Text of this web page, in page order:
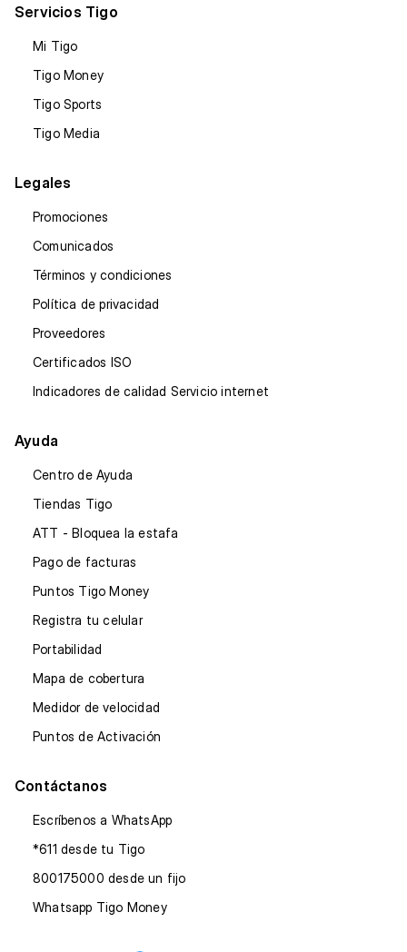
Servicios Tigo
Mi Tigo
Tigo Money
Tigo Sports
Tigo Media
Legales
Promociones
Comunicados
Términos y condiciones
Política de privacidad
Proveedores
Certificados ISO
Indicadores de calidad Servicio internet
Ayuda
Centro de Ayuda
Tiendas Tigo
ATT - Bloquea la estafa
Pago de facturas
Puntos Tigo Money
Registra tu celular
Portabilidad
Mapa de cobertura
Medidor de velocidad
Puntos de Activación
Contáctanos
Escríbenos a WhatsApp
*611 desde tu Tigo
800175000 desde un fijo
Whatsapp Tigo Money